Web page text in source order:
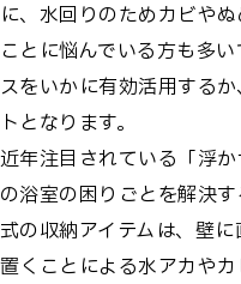
に、水回りのためカビや
ことに悩んでいる方も多
スをいかに有効活用する
トとなります。
近年注目されている「浮
の浴室の困りごとを解決
式の収納アイテムは、壁
置くことによる水アカや